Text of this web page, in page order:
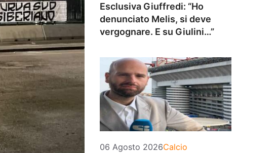
Esclusiva Giuffredi: “Ho
denunciato Melis, si deve
vergognare. E su Giulini…”
06 Agosto 2026Categorie
Calcio